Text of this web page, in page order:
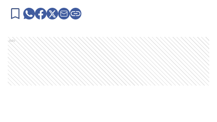
Ads